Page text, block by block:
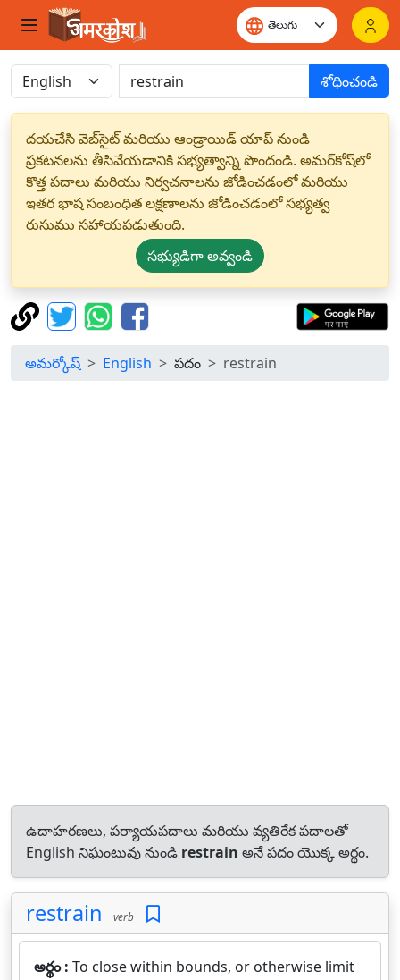
శోధించండి
దయచేసి వెబ్‌సైట్ మరియు ఆండ్రాయిడ్ యాప్ నుండి
ప్రకటనలను తీసివేయడానికి సభ్యత్వాన్ని పొందండి. అమర్‌కోష్‌లో
కొత్త పదాలు మరియు నిర్వచనాలను జోడించడంలో మరియు
ఇతర భాష సంబంధిత లక్షణాలను జోడించడంలో సభ్యత్వ
రుసుము సహాయపడుతుంది.
సభ్యుడిగా అవ్వండి
అమర్కోష్ English పదం restrain
ఉదాహరణలు, పర్యాయపదాలు మరియు వ్యతిరేక పదాలతో
English నిఘంటువు నుండి restrain అనే పదం యొక్క అర్థం.
restrain verb
అర్థం : To close within bounds, or otherwise limit